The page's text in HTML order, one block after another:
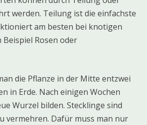
werden. Teilung ist die einfachste
am besten bei knotigen
Beispiel Rosen oder
die Pflanze in der Mitte entzwei
in Erde. Nach einigen Wochen
Wurzel bilden. Stecklinge sind
vermehren. Dafür muss man nur